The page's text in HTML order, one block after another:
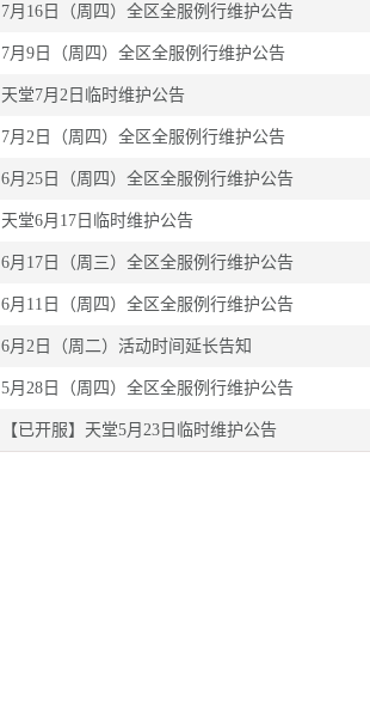
7月16日（周四）全区全服例行维护公告
7月9日（周四）全区全服例行维护公告
天堂7月2日临时维护公告
7月2日（周四）全区全服例行维护公告
6月25日（周四）全区全服例行维护公告
天堂6月17日临时维护公告
6月17日（周三）全区全服例行维护公告
6月11日（周四）全区全服例行维护公告
6月2日（周二）活动时间延长告知
5月28日（周四）全区全服例行维护公告
【已开服】天堂5月23日临时维护公告